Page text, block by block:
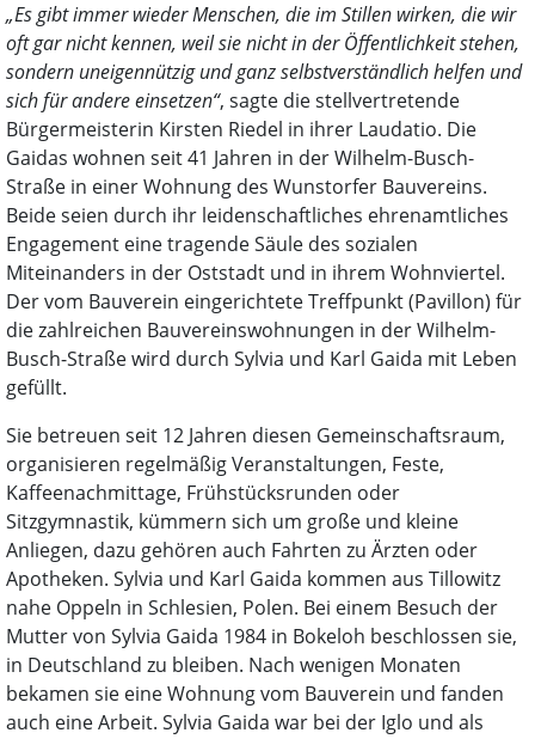
„Es gibt immer wieder Menschen, die im Stillen wirken, die wir
oft gar nicht kennen, weil sie nicht in der Öffentlichkeit stehen,
sondern uneigennützig und ganz selbstverständlich helfen und
sich für andere einsetzen“, sagte die stellvertretende
Bürgermeisterin Kirsten Riedel in ihrer Laudatio. Die
Gaidas wohnen seit 41 Jahren in der Wilhelm-Busch-
Straße in einer Wohnung des Wunstorfer Bauvereins.
Beide seien durch ihr leidenschaftliches ehrenamtliches
Engagement eine tragende Säule des sozialen
Miteinanders in der Oststadt und in ihrem Wohnviertel.
Der vom Bauverein eingerichtete Treffpunkt (Pavillon) für
die zahlreichen Bauvereinswohnungen in der Wilhelm-
Busch-Straße wird durch Sylvia und Karl Gaida mit Leben
gefüllt.
Sie betreuen seit 12 Jahren diesen Gemeinschaftsraum,
organisieren regelmäßig Veranstaltungen, Feste,
Kaffeenachmittage, Frühstücksrunden oder
Sitzgymnastik, kümmern sich um große und kleine
Anliegen, dazu gehören auch Fahrten zu Ärzten oder
Apotheken. Sylvia und Karl Gaida kommen aus Tillowitz
nahe Oppeln in Schlesien, Polen. Bei einem Besuch der
Mutter von Sylvia Gaida 1984 in Bokeloh beschlossen sie,
in Deutschland zu bleiben. Nach wenigen Monaten
bekamen sie eine Wohnung vom Bauverein und fanden
auch eine Arbeit. Sylvia Gaida war bei der Iglo und als